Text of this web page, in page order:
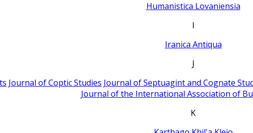
Humanistica Lovaniensia
I
Iranica Antiqua
J
Journal of Coptic Studies Journal of Septuagint and Cognate
Journal of the International Association of
K